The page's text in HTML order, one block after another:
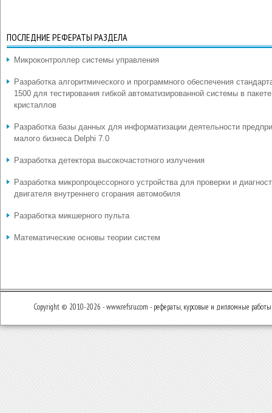
ПОСЛЕДНИЕ РЕФЕРАТЫ РАЗДЕЛА
Микроконтроллер системы управления
Разработка алгоритмического и программного обеспечения
1500 для тестирования гибкой автоматизированной системы в пакете
кристаллов
Разработка базы данных для информатизации деятельности
малого бизнеса Delphi 7.0
Разработка детектора высокочастотного излучения
Разработка микропроцессорного устройства для проверки и
двигателя внутреннего сгорания автомобиля
Разработка микшерного пульта
Математические основы теории систем
Copyright © 2010-2026 - www.refsru.com - рефераты, курсовые и дипломные работы